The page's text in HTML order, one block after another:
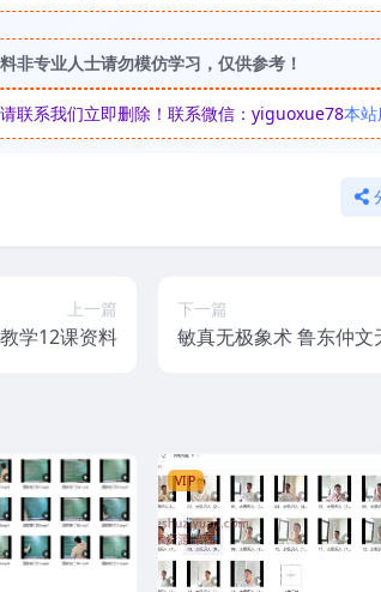
非专业人士请勿模仿学习，仅供参考！
联系我们立即删除！联系微信：yiguoxue78本
上一篇
学12课资料
下一篇
敏真无极象术 鲁东仲文
VIP